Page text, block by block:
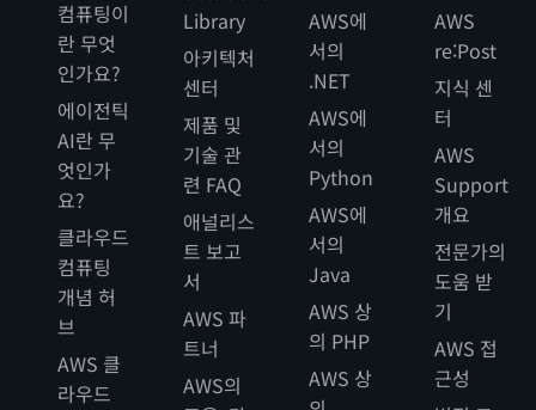
컴퓨팅이
란 무엇
인가요?
에이전틱
AI란 무
엇인가
요?
클라우드
컴퓨팅
개념 허
브
AWS 클
라우드
Library
아키텍처
센터
제품 및
기술 관
련 FAQ
애널리스
트 보고
서
AWS 파
트너
AWS의
AWS에
서의
.NET
AWS에
서의
Python
AWS에
서의
Java
AWS 상
의 PHP
AWS 상
AWS
re:Post
지식 센
터
AWS
Support
개요
전문가의
도움 받
기
AWS 접
근성